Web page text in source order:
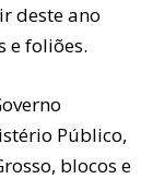
deste ano
e foliões.
Público,
blocos e